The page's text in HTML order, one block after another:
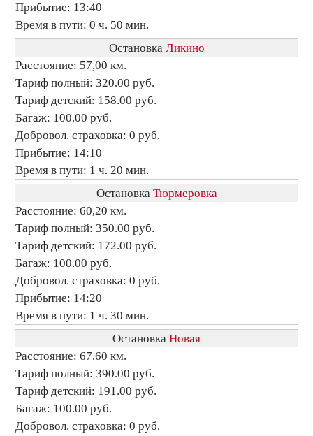
Прибытие: 13:40
Время в пути: 0 ч. 50 мин.
Остановка Ликино
Расстояние: 57,00 км.
Тариф полный: 320.00 руб.
Тариф детский: 158.00 руб.
Багаж: 100.00 руб.
Добровол. страховка: 0 руб.
Прибытие: 14:10
Время в пути: 1 ч. 20 мин.
Остановка Тюрмеровка
Расстояние: 60,20 км.
Тариф полный: 350.00 руб.
Тариф детский: 172.00 руб.
Багаж: 100.00 руб.
Добровол. страховка: 0 руб.
Прибытие: 14:20
Время в пути: 1 ч. 30 мин.
Остановка Новая
Расстояние: 67,60 км.
Тариф полный: 390.00 руб.
Тариф детский: 191.00 руб.
Багаж: 100.00 руб.
Добровол. страховка: 0 руб.